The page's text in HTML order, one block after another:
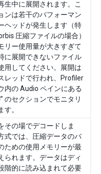
生中に展開されます。こ
ンは若干のパフォーマン
ヘッドが発生します（特
圧縮ファイルの場合）
リー使用量が大きすぎて
に展開できないファイル
用してください。展開は
レッドで行われ、Profiler
内の Audio ペインにある
のセクションでモニタリ
す。
その場でデコードしま
式では、圧縮データのバ
ための使用メモリーが最
られます。データはディ
階的に読み込まれて必要